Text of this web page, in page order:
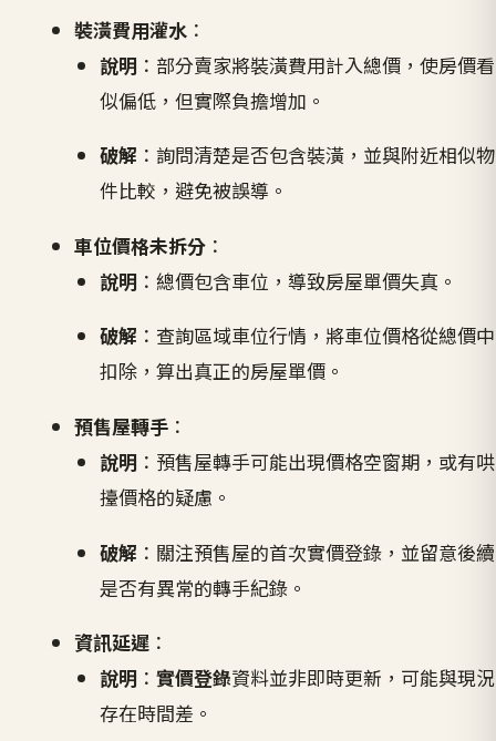
裝潢費用灌水 ：
說明 ：部分賣家將裝潢費用計入總價，使房價看
似偏低，但實際負擔增加。
破解 ：詢問清楚是否包含裝潢，並與附近相似物
件比較，避免被誤導。
車位價格未拆分 ：
說明 ：總價包含車位，導致房屋單價失真。
破解 ：查詢區域車位行情，將車位價格從總價中
扣除，算出真正的房屋單價。
預售屋轉手 ：
說明 ：預售屋轉手可能出現價格空窗期，或有哄
擡價格的疑慮。
破解 ：關注預售屋的首次實價登錄，並留意後續
是否有異常的轉手紀錄。
資訊延遲 ：
說明 ： 實價登錄資料並非即時更新，可能與現況
存在時間差。